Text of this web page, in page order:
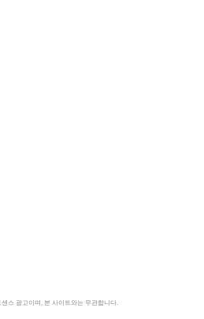
스 광고이며, 본 사이트와는 무관합니다.